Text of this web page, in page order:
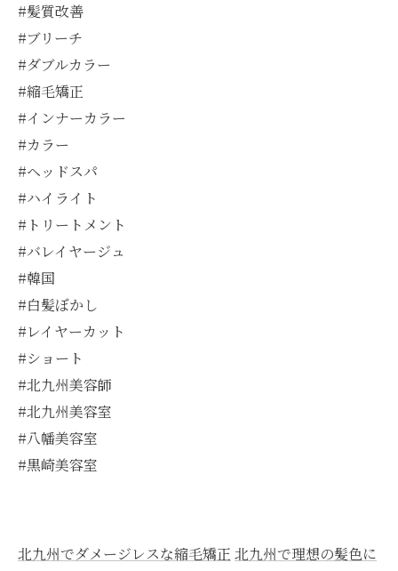
#髪質改善
#ブリーチ
#ダブルカラー
#縮毛矯正
#インナーカラー
#カラー
#ヘッドスパ
#ハイライト
#トリートメント
#バレイヤージュ
#韓国
#白髪ぼかし
#レイヤーカット
#ショート
#北九州美容師
#北九州美容室
#八幡美容室
#黒崎美容室
北九州でダメージレスな縮毛矯正 北九州で理想の髪色に